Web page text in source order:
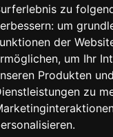
zu
um
der
, um Ihr
Produkten und
zu
.